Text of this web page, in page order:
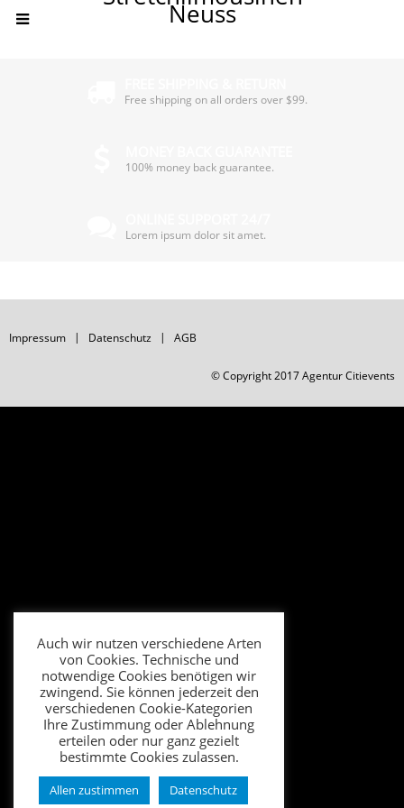
Neuss
Free shipping on all orders over $99.
100% money back guarantee.
Lorem ipsum dolor sit amet.
Impressum Datenschutz AGB
© Copyright 2017 Agentur Citievents
Auch wir nutzen verschiedene Arten
von Cookies. Technische und
notwendige Cookies benötigen wir
zwingend. Sie können jederzeit den
verschiedenen Cookie-Kategorien
Ihre Zustimmung oder Ablehnung
erteilen oder nur ganz gezielt
bestimmte Cookies zulassen.
Allen zustimmen Datenschutz